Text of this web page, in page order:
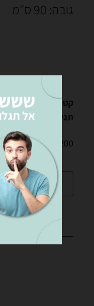
גובה: 90 ס״מ
קטגוריה
שולחנות
תגיות
שולחן לסלון,
₪ 2,200
הוספה